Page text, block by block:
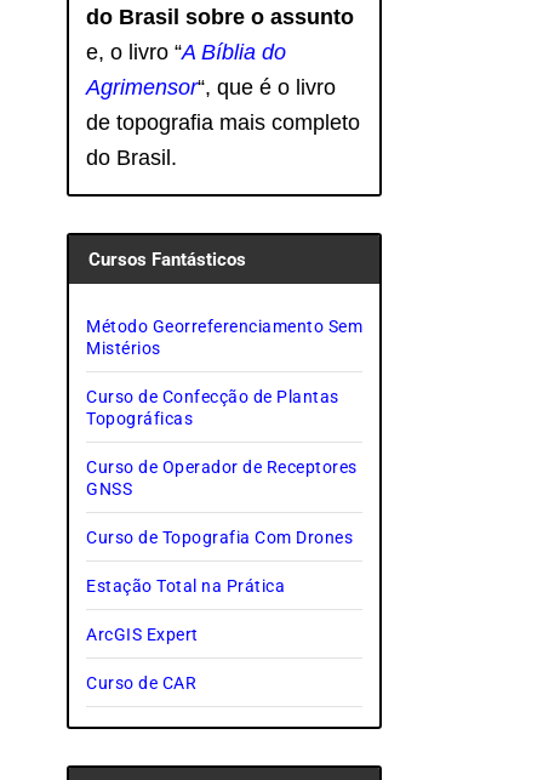
do Brasil sobre o assunto
e, o livro “A Bíblia do
Agrimensor“, que é o livro
de topografia mais completo
do Brasil.
Cursos Fantásticos
Método Georreferenciamento Sem
Mistérios
Curso de Confecção de Plantas
Topográficas
Curso de Operador de Receptores
GNSS
Curso de Topografia Com Drones
Estação Total na Prática
ArcGIS Expert
Curso de CAR